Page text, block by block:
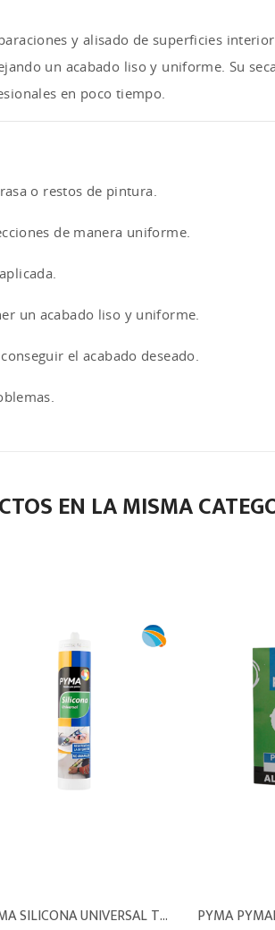
y alisado de superficies
un acabado liso y uniforme. Su
en poco tiempo.
o restos de pintura.
de manera uniforme.
un acabado liso y uniforme.
el acabado deseado.
EN LA MISMA
PYMA SILICONA UNIVERSAL TRANSLÚCIDA – 280 ML